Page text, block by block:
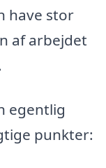
have stor
af arbejdet
egentlig
punkter: